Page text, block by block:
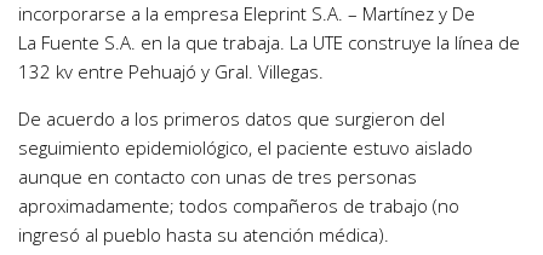
incorporarse a la empresa Eleprint S.A. – Martínez y De
La Fuente S.A. en la que trabaja. La UTE construye la línea de
132 kv entre Pehuajó y Gral. Villegas.
De acuerdo a los primeros datos que surgieron del
seguimiento epidemiológico, el paciente estuvo aislado
aunque en contacto con unas de tres personas
aproximadamente; todos compañeros de trabajo (no
ingresó al pueblo hasta su atención médica).